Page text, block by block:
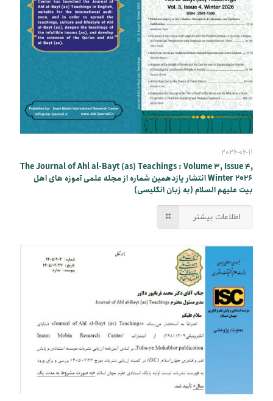
2026-06-11
The Journal of Ahl al-Bayt (as) Teachings : Volume 3, Issue 4,
Winter 2026 انتشار یازدهمین شماره از مجله علمی آموزه های اهل
بیت علیهم السلام (به زبان انگلیسی)
اطلاعات بیشتر